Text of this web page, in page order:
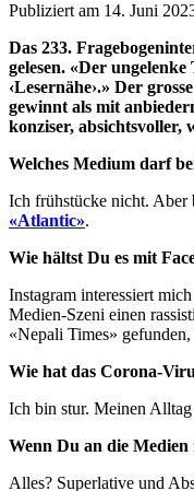
Publiziert am 14. Juni
Das 233.
gelesen. «Der
‹Lesernähe›.» Der
gewinnt als mit
konziser, absichtsvoller,
Welches Medium darf
Ich frühstücke nicht. Aber
«Atlantic».
Wie hältst Du es mit
Instagram interessiert
Medien-Szeni einen
«Nepali Times»
Wie hat das Corona-
Ich bin stur. Meinen Alltag
Wenn Du an die Medien
Alles? Superlative und